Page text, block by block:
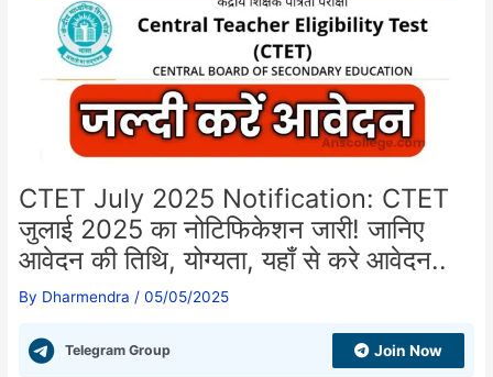
CTET July 2025 Notification: CTET
जुलाई 2025 का नोटिफिकेशन जारी! जानिए
आवेदन की तिथि, योग्यता, यहाँ से करे आवेदन..
By Dharmendra/05/05/2025
Telegram Group Join Now